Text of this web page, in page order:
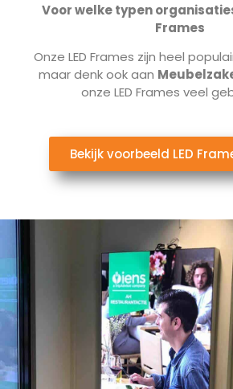
Voor welke typen
Frames
Onze LED Frames zijn heel
maar denk ook aan
onze LED Frames veel
Bekijk voorbeeld LED